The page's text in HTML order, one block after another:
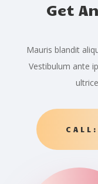
Get
Mauris blandit
Vestibulum ante